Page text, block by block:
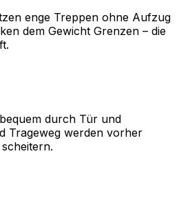
enge Treppen ohne Aufzug
dem Gewicht Grenzen – die
durch Tür und
Trageweg werden vorher